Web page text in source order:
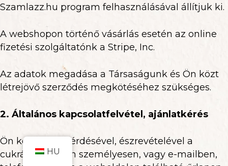
Szamlazz.hu program felhasználásával állítjuk ki.
A webshopon történő vásárlás esetén az online
fizetési szolgáltatónk a Stripe, Inc.
Az adatok megadása a Társaságunk és Ön közt
létrejövő szerződés megkötéséhez szükséges.
2. Általános kapcsolatfelvétel, ajánlatkérés
Ön kérésével, kérdésével, észrevételével a
cukrászdánkban személyesen, vagy e-mailben,
0 elemek -
PÉNZTÁR
HU